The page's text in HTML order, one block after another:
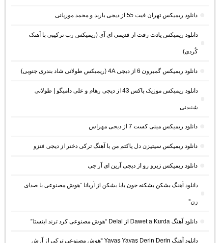
دانلود ریمیکس تهران فیت 55 از دیجی باربد و محمد موریانی
دانلود ریمیکس یادت رفت از قدیمی ای آی (ریمیکس رپ ترکیبی با آهنک
کُردی)
دانلود ریمیکس گمبرون 6 از دیجی 4A (ریمیکس طولانی شاد بندری جنوبی)
دانلود ریمیکس موزیک باکس 43 از دیجی رهام و علی دامیگو | طولانی
شنیدنی
دانلود ریمیکس مینی کست 7 از دیجی مهراس
دانلود ریمیکس سیتیزن دل پاکتم من با آهنگ ترکی دختر از دیجی فنزو
دانلود ریمیکس زیرو رو از دیجی آرین ای آر جی
دانلود آهنگ بشکن بشکنه جون بابا بشکن از آریانا “هوش مصنوعی با صدای
زن”
دانلود آهنگ Dawet a Kurda از Delal “هوش مصنوعی کرد ترند اینستا”
دانلود آهنگ Yavaş Yavaş Derin Derin “هوش مصنوعی ترکی از آرش